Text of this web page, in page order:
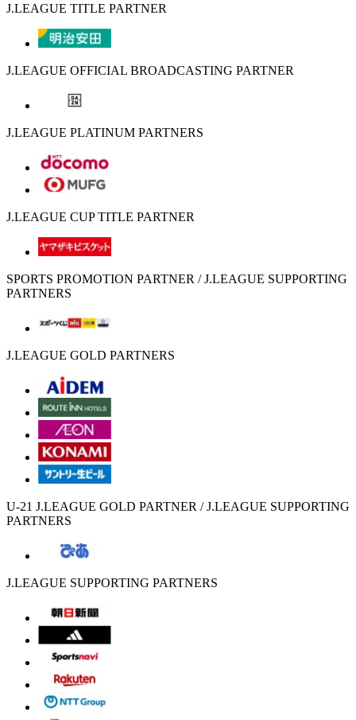
J.LEAGUE TITLE PARTNER
J.LEAGUE OFFICIAL BROADCASTING PARTNER
J.LEAGUE PLATINUM PARTNERS
J.LEAGUE CUP TITLE PARTNER
SPORTS PROMOTION PARTNER / J.LEAGUE SUPPORTING
PARTNERS
J.LEAGUE GOLD PARTNERS
U-21 J.LEAGUE GOLD PARTNER / J.LEAGUE SUPPORTING
PARTNERS
J.LEAGUE SUPPORTING PARTNERS